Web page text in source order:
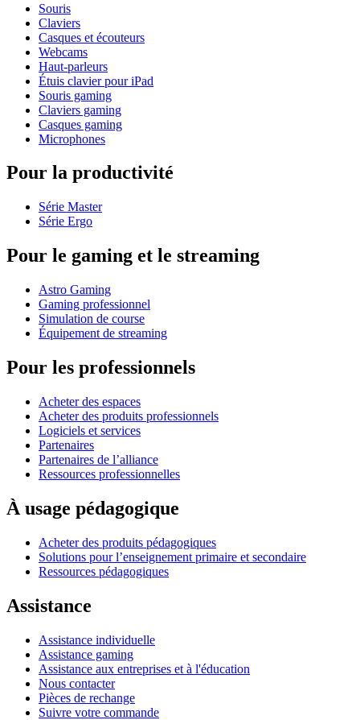
Souris
Claviers
Casques et écouteurs
Webcams
Haut-parleurs
Étuis clavier pour iPad
Souris gaming
Claviers gaming
Casques gaming
Microphones
Pour la productivité
Série Master
Série Ergo
Pour le gaming et le streaming
Astro Gaming
Gaming professionnel
Simulation de course
Équipement de streaming
Pour les professionnels
Acheter des espaces
Acheter des produits professionnels
Logiciels et services
Partenaires
Partenaires de l’alliance
Ressources professionnelles
À usage pédagogique
Acheter des produits pédagogiques
Solutions pour l’enseignement primaire et secondaire
Ressources pédagogiques
Assistance
Assistance individuelle
Assistance gaming
Assistance aux entreprises et à l'éducation
Nous contacter
Pièces de rechange
Suivre votre commande